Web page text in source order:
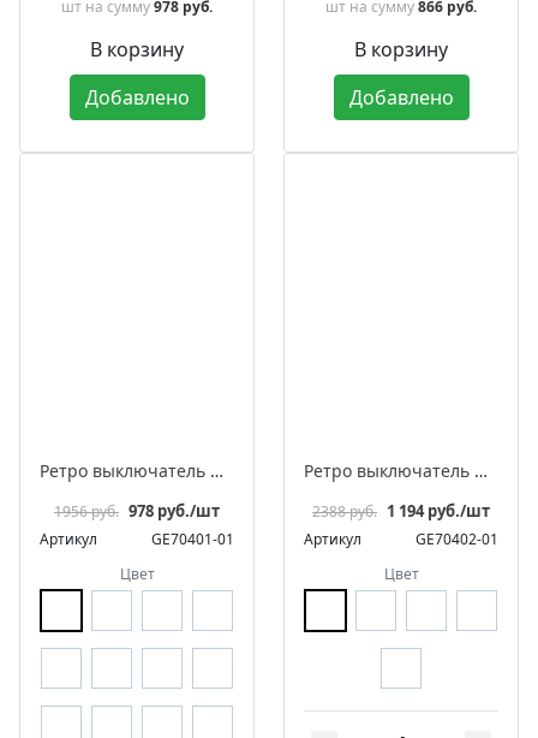
шт на сумму978 руб.
В корзину
Добавлено
шт на сумму866 руб.
В корзину
Добавлено
Ретро выключатель фарфоровый поворотный на 4 положения двухклавишный, серия «МезонинЪ», разборная конструкция
1956 руб. 978 руб./шт
Артикул
GE70401-01
Цвет
Ретро выключатель фарфоровый поворотный перекрестный, серия «МезонинЪ», разборная конструкция
2388 руб. 1 194 руб./шт
Артикул
GE70402-01
Цвет